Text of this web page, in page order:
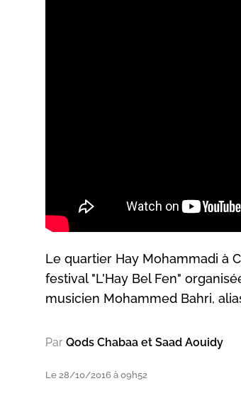
Le quartier Hay Mohammadi à
festival "L'Hay Bel Fen"
musicien Mohammed Bahri,
Par Qods Chabaa et Saad Aouidy
Le 28/10/2016 à 09h52